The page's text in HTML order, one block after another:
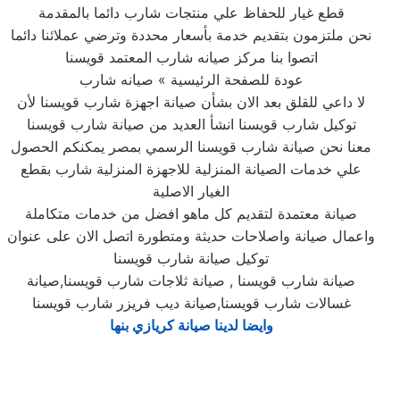
قطع غيار للحفاظ علي منتجات شارب دائما بالمقدمة
نحن ملتزمون بتقديم خدمة بأسعار محددة وترضي عملائنا دائما
اتصوا بنا مركز صيانه شارب المعتمد قويسنا
عودة للصفحة الرئيسية » صيانه شارب
لا داعي للقلق بعد الان بشأن صيانة اجهزة شارب قويسنا لأن
توكيل شارب قويسنا انشأ العديد من صيانة شارب قويسنا
معنا نحن صيانة شارب قويسنا الرسمي بمصر يمكنكم الحصول
علي خدمات الصيانة المنزلية للاجهزة المنزلية شارب بقطع
الغيار الاصلية
صيانة معتمدة لتقديم كل ماهو افضل من خدمات متكاملة
واعمال صيانة واصلاحات حديثة ومتطورة اتصل الان على عنوان
توكيل صيانة شارب قويسنا
صيانة شارب قويسنا , صيانة ثلاجات شارب قويسنا,صيانة
غسالات شارب قويسنا,صيانة ديب فريزر شارب قويسنا
وايضا لدينا صيانة كريازي بنها